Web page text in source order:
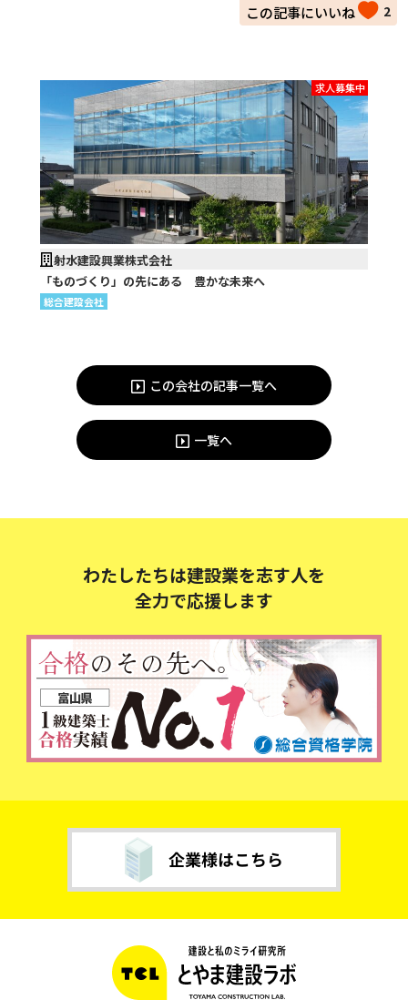
2
求人募集中
射水建設興業株式会社
「ものづくり」の先にある 豊かな未来へ
総合建設会社
この会社の記事一覧へ
一覧へ
わたしたちは建設業を志す人を
全力で応援します